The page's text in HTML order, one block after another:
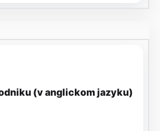
(v anglickom jazyku)